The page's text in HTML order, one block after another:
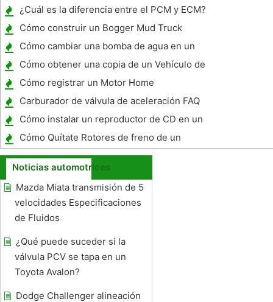
Engine 3.5
¿Cuál es la diferencia entre el PCM y ECM?
Cómo construir un Bogger Mud Truck
Cómo cambiar una bomba de agua en un
Chevy Cavalier 1992
Cómo obtener una copia de un Vehículo de
la Florida Título
Cómo registrar un Motor Home
Carburador de válvula de aceleración FAQ
Cómo instalar un reproductor de CD en un
Camaro 1992
Cómo Quítate Rotores de freno de un
Mazda MPV
Noticias automotrices
Mazda Miata transmisión de 5
velocidades Especificaciones
de Fluidos
¿Qué puede suceder si la
válvula PCV se tapa en un
Toyota Avalon?
Dodge Challenger alineación